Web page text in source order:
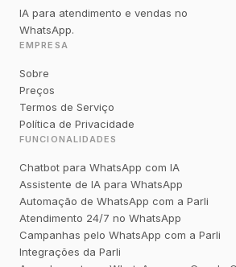
IA para atendimento e vendas no
WhatsApp.
EMPRESA
Sobre
Preços
Termos de Serviço
Política de Privacidade
FUNCIONALIDADES
Chatbot para WhatsApp com IA
Assistente de IA para WhatsApp
Automação de WhatsApp com a Parli
Atendimento 24/7 no WhatsApp
Campanhas pelo WhatsApp com a Parli
Integrações da Parli